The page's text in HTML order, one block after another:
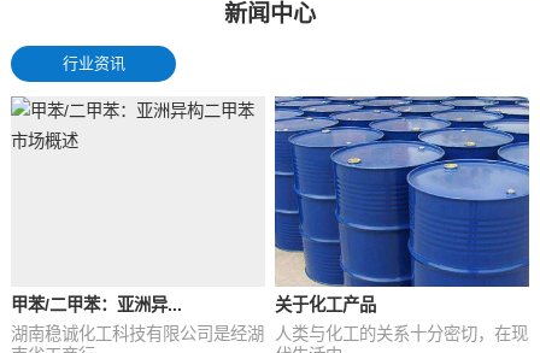
新闻中心
行业资讯
甲苯/二甲苯：亚洲异...
湖南稳诚化工科技有限公司是经湖
关于化工产品
人类与化工的关系十分密切，在现